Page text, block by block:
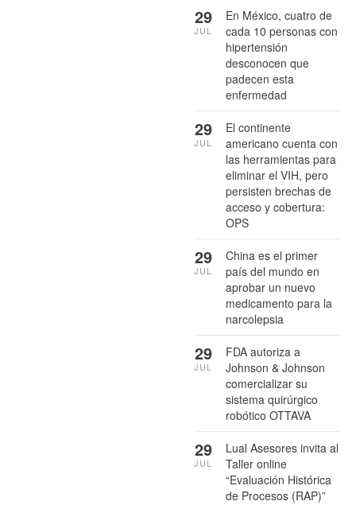
En México, cuatro de
cada 10 personas con
hipertensión
desconocen que
padecen esta
enfermedad
29
JUL
El continente
americano cuenta con
las herramientas para
eliminar el VIH, pero
persisten brechas de
acceso y cobertura:
OPS
29
JUL
China es el primer
país del mundo en
aprobar un nuevo
medicamento para la
narcolepsia
29
JUL
FDA autoriza a
Johnson & Johnson
comercializar su
sistema quirúrgico
robótico OTTAVA
29
JUL
Lual Asesores invita al
Taller online
“Evaluación Histórica
de Procesos (RAP)”
29
JUL